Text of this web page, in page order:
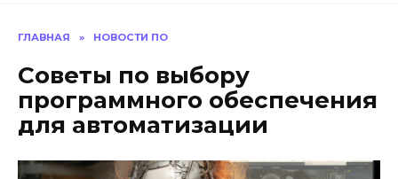
ГЛАВНАЯ » НОВОСТИ ПО
Советы по выбору
программного обеспечения
для автоматизации